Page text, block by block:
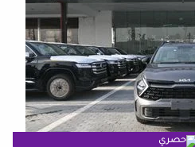
حصري